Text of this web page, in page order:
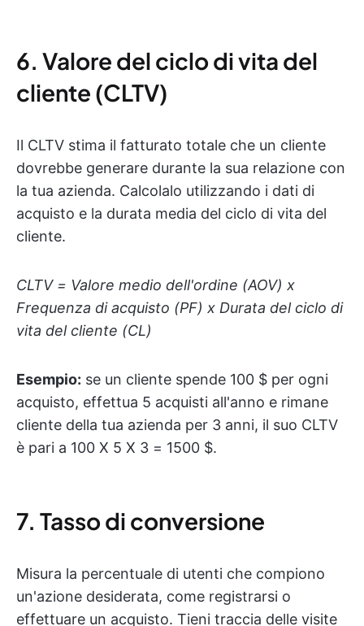
6. Valore del ciclo di vita del
cliente (CLTV)
Il CLTV stima il fatturato totale che un cliente
dovrebbe generare durante la sua relazione con
la tua azienda. Calcolalo utilizzando i dati di
acquisto e la durata media del ciclo di vita del
cliente.
CLTV = Valore medio dell'ordine (AOV) x
Frequenza di acquisto (PF) x Durata del ciclo di
vita del cliente (CL)
Esempio: se un cliente spende 100 $ per ogni
acquisto, effettua 5 acquisti all'anno e rimane
cliente della tua azienda per 3 anni, il suo CLTV
è pari a 100 X 5 X 3 = 1500 $.
7. Tasso di conversione
Misura la percentuale di utenti che compiono
un'azione desiderata, come registrarsi o
effettuare un acquisto. Tieni traccia delle visite